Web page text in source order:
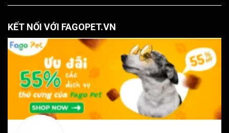
KẾT NỐI VỚI FAGOPET.VN